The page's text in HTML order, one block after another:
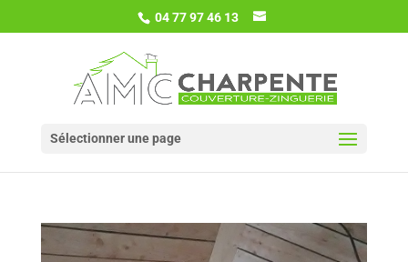
04 77 97 46 13
Sélectionner une page